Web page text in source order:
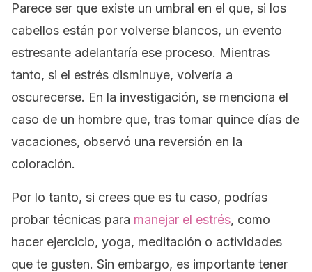
Parece ser que existe un umbral en el que, si los
cabellos están por volverse blancos, un evento
estresante adelantaría ese proceso. Mientras
tanto, si el estrés disminuye, volvería a
oscurecerse. En la investigación, se menciona el
caso de un hombre que, tras tomar quince días de
vacaciones, observó una reversión en la
coloración.
Por lo tanto, si crees que es tu caso, podrías
probar técnicas para manejar el estrés, como
hacer ejercicio, yoga, meditación o actividades
que te gusten. Sin embargo, es importante tener